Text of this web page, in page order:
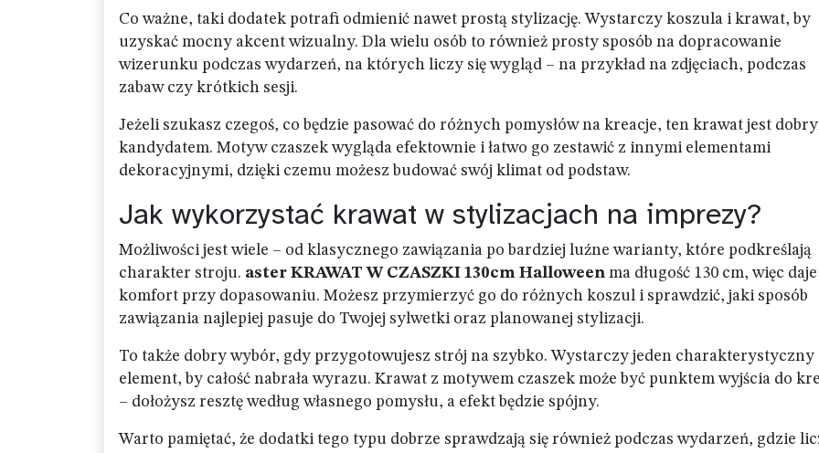
Co ważne, taki dodatek potrafi odmienić nawet prostą stylizację. Wystarczy koszula i krawat, by
uzyskać mocny akcent wizualny. Dla wielu osób to również prosty sposób na dopracowanie
wizerunku podczas wydarzeń, na których liczy się wygląd – na przykład na zdjęciach, podczas
zabaw czy krótkich sesji.
Jeżeli szukasz czegoś, co będzie pasować do różnych pomysłów na kreacje, ten krawat jest
kandydatem. Motyw czaszek wygląda efektownie i łatwo go zestawić z innymi elementami
dekoracyjnymi, dzięki czemu możesz budować swój klimat od podstaw.
Jak wykorzystać krawat w stylizacjach na imprezy?
Możliwości jest wiele – od klasycznego zawiązania po bardziej luźne warianty, które podkreślają
charakter stroju. aster KRAWAT W CZASZKI 130cm Halloween ma długość 130 cm, więc daje
komfort przy dopasowaniu. Możesz przymierzyć go do różnych koszul i sprawdzić, jaki sposób
zawiązania najlepiej pasuje do Twojej sylwetki oraz planowanej stylizacji.
To także dobry wybór, gdy przygotowujesz strój na szybko. Wystarczy jeden charakterystyczny
element, by całość nabrała wyrazu. Krawat z motywem czaszek może być punktem wyjścia do
– dołożysz resztę według własnego pomysłu, a efekt będzie spójny.
Warto pamiętać, że dodatki tego typu dobrze sprawdzają się również podczas wydarzeń, gdzie